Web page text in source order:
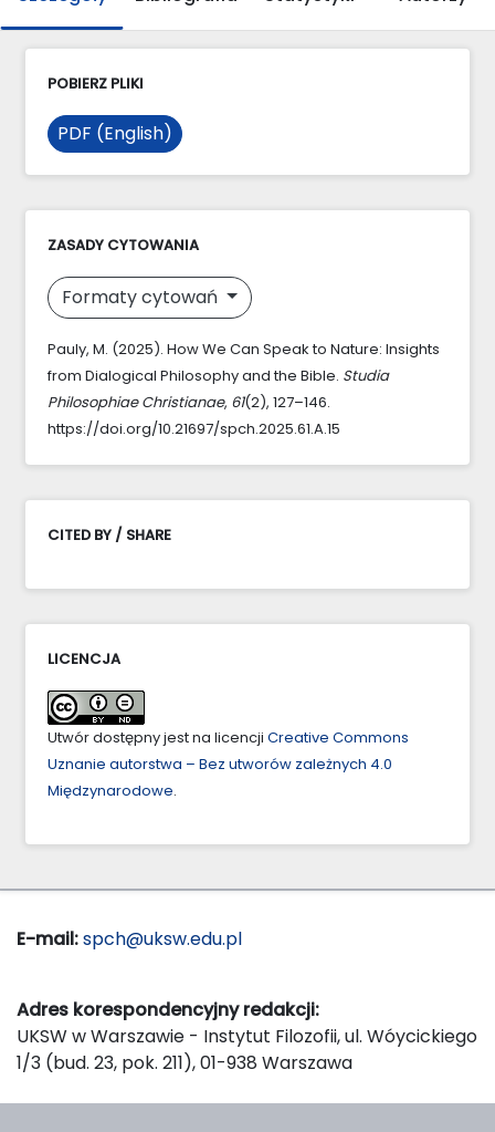
POBIERZ PLIKI
PDF (English)
ZASADY CYTOWANIA
Formaty cytowań
Pauly, M. (2025). How We Can Speak to Nature: Insights
from Dialogical Philosophy and the Bible. Studia
Philosophiae Christianae, 61(2), 127–146.
https://doi.org/10.21697/spch.2025.61.A.15
CITED BY / SHARE
LICENCJA
Utwór dostępny jest na licencji Creative Commons
Uznanie autorstwa – Bez utworów zależnych 4.0
Międzynarodowe.
E-mail:spch@uksw.edu.pl
Adres korespondencyjny redakcji:
UKSW w Warszawie - Instytut Filozofii, ul. Wóycickiego
1/3 (bud. 23, pok. 211), 01-938 Warszawa